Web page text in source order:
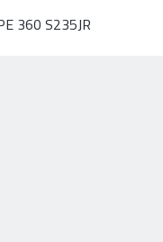
360 S235JR